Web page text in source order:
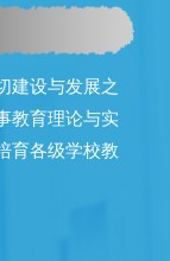
建设与发展之
教育理论与实
育各级学校教